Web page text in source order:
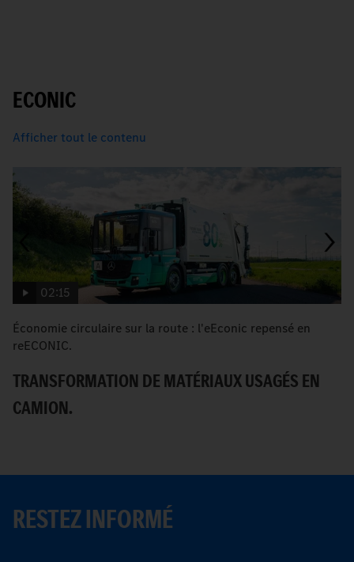
ECONIC
Afficher tout le contenu
02:15
Économie circulaire sur la route : l'eEconic repensé en
reECONIC.
TRANSFORMATION DE MATÉRIAUX USAGÉS EN
CAMION.
RESTEZ INFORMÉ